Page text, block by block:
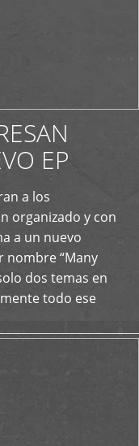
EP
a los
organizado y con
a un nuevo
nombre “Many
dos temas en
todo ese